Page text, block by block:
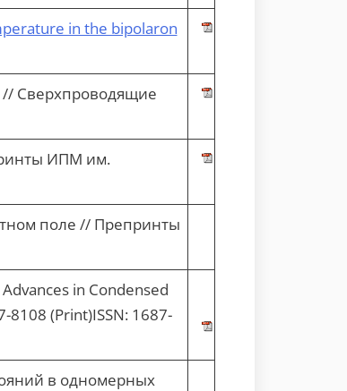
in the bipolaron
Сверхпроводящие
ИПМ им.
поле // Препринты
in Condensed
(Print)ISSN: 1687-
в одномерных